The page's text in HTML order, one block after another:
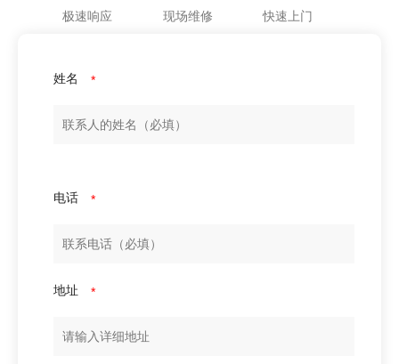
极速响应
现场维修
快速上门
姓名 *
电话 *
地址 *